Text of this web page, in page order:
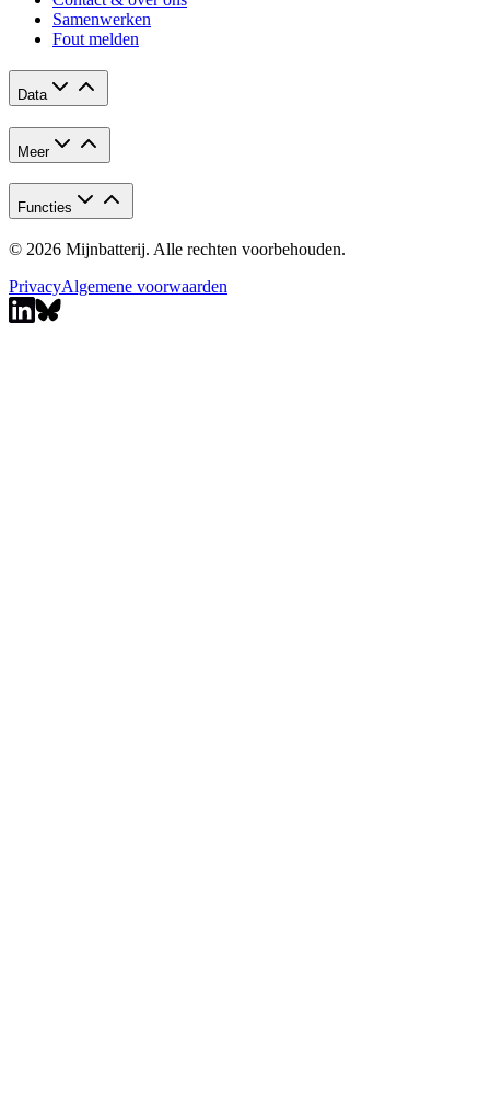
Samenwerken
Fout melden
Data
Meer
Functies
© 2026 Mijnbatterij. Alle rechten voorbehouden.
PrivacyAlgemene voorwaarden